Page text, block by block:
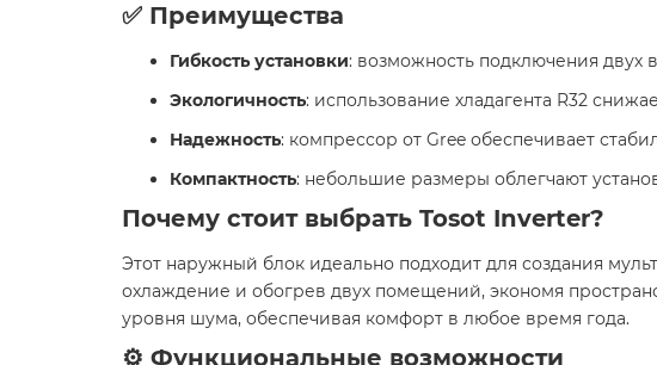
✅ Преимущества
Гибкость установки: возможность подключения двух
Экологичность: использование хладагента R32
Надежность: компрессор от Gree обеспечивает
Компактность: небольшие размеры облегчают
Почему стоит выбрать Tosot Inverter?
Этот наружный блок идеально подходит для создания
охлаждение и обогрев двух помещений, экономя
уровня шума, обеспечивая комфорт в любое время года.​
⚙️ Функциональные возможности